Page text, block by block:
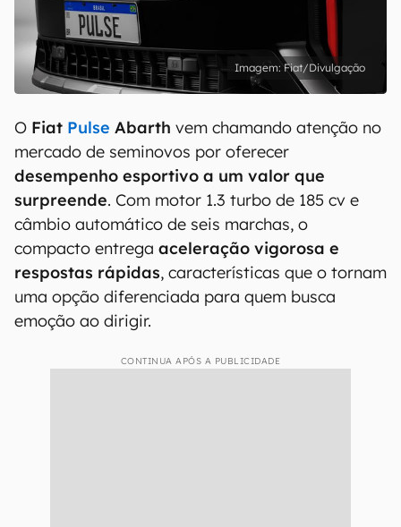
Fiat/Divulgação
O Fiat Pulse Abarth vem chamando atenção no
mercado de seminovos por oferecer
desempenho esportivo a um valor que
surpreende. Com motor 1.3 turbo de 185 cv e
câmbio automático de seis marchas, o
compacto entrega aceleração vigorosa e
respostas rápidas, características que o tornam
uma opção diferenciada para quem busca
emoção ao dirigir.
CONTINUA APÓS A PUBLICIDADE